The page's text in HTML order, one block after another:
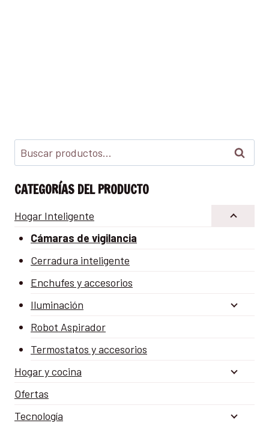
Buscar
CATEGORÍAS DEL PRODUCTO
Hogar Inteligente
Cámaras de vigilancia
Cerradura inteligente
Enchufes y accesorios
Iluminación
Robot Aspirador
Termostatos y accesorios
Hogar y cocina
Ofertas
Tecnología